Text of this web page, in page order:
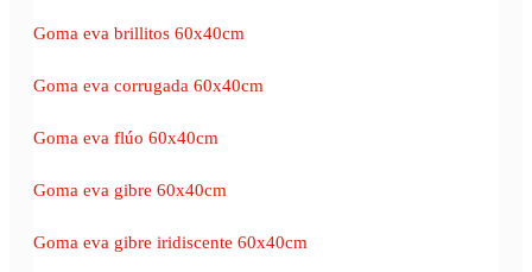
Goma eva brillitos 60x40cm
Goma eva corrugada 60x40cm
Goma eva flúo 60x40cm
Goma eva gibre 60x40cm
Goma eva gibre iridiscente 60x40cm